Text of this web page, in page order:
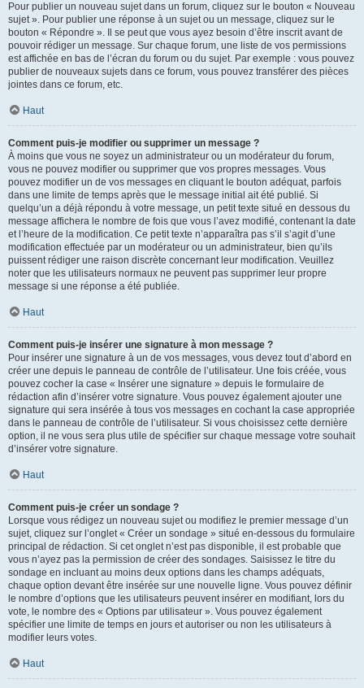
Pour publier un nouveau sujet dans un forum, cliquez sur le bouton « Nouveau
sujet ». Pour publier une réponse à un sujet ou un message, cliquez sur le
bouton « Répondre ». Il se peut que vous ayez besoin d’être inscrit avant de
pouvoir rédiger un message. Sur chaque forum, une liste de vos permissions
est affichée en bas de l’écran du forum ou du sujet. Par exemple : vous pouvez
publier de nouveaux sujets dans ce forum, vous pouvez transférer des pièces
jointes dans ce forum, etc.
Haut
Comment puis-je modifier ou supprimer un message ?
À moins que vous ne soyez un administrateur ou un modérateur du forum,
vous ne pouvez modifier ou supprimer que vos propres messages. Vous
pouvez modifier un de vos messages en cliquant le bouton adéquat, parfois
dans une limite de temps après que le message initial ait été publié. Si
quelqu’un a déjà répondu à votre message, un petit texte situé en dessous du
message affichera le nombre de fois que vous l’avez modifié, contenant la date
et l’heure de la modification. Ce petit texte n’apparaîtra pas s’il s’agit d’une
modification effectuée par un modérateur ou un administrateur, bien qu’ils
puissent rédiger une raison discrète concernant leur modification. Veuillez
noter que les utilisateurs normaux ne peuvent pas supprimer leur propre
message si une réponse a été publiée.
Haut
Comment puis-je insérer une signature à mon message ?
Pour insérer une signature à un de vos messages, vous devez tout d’abord en
créer une depuis le panneau de contrôle de l’utilisateur. Une fois créée, vous
pouvez cocher la case « Insérer une signature » depuis le formulaire de
rédaction afin d’insérer votre signature. Vous pouvez également ajouter une
signature qui sera insérée à tous vos messages en cochant la case appropriée
dans le panneau de contrôle de l’utilisateur. Si vous choisissez cette dernière
option, il ne vous sera plus utile de spécifier sur chaque message votre souhait
d’insérer votre signature.
Haut
Comment puis-je créer un sondage ?
Lorsque vous rédigez un nouveau sujet ou modifiez le premier message d’un
sujet, cliquez sur l’onglet « Créer un sondage » situé en-dessous du formulaire
principal de rédaction. Si cet onglet n’est pas disponible, il est probable que
vous n’ayez pas la permission de créer des sondages. Saisissez le titre du
sondage en incluant au moins deux options dans les champs adéquats,
chaque option devant être insérée sur une nouvelle ligne. Vous pouvez définir
le nombre d’options que les utilisateurs peuvent insérer en modifiant, lors du
vote, le nombre des « Options par utilisateur ». Vous pouvez également
spécifier une limite de temps en jours et autoriser ou non les utilisateurs à
modifier leurs votes.
Haut